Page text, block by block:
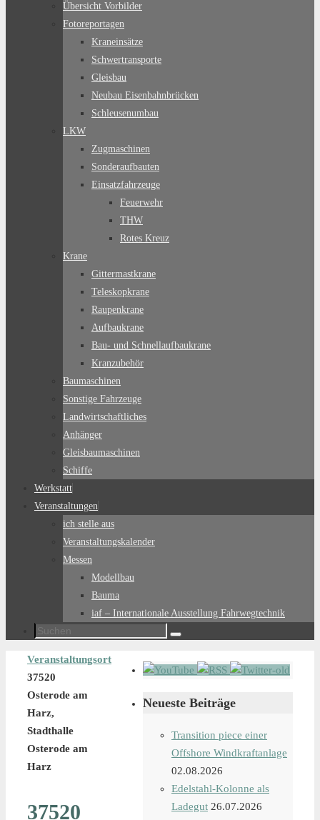
Übersicht Vorbilder
Fotoreportagen
Kraneinsätze
Schwertransporte
Gleisbau
Neubau Eisenbahnbrücken
Schleusenumbau
LKW
Zugmaschinen
Sonderaufbauten
Einsatzfahrzeuge
Feuerwehr
THW
Rotes Kreuz
Krane
Gittermastkrane
Teleskopkrane
Raupenkrane
Aufbaukrane
Bau- und Schnellaufbaukrane
Kranzubehör
Baumaschinen
Sonstige Fahrzeuge
Landwirtschaftliches
Anhänger
Gleisbaumaschinen
Schiffe
Werkstatt
Veranstaltungen
ich stelle aus
Veranstaltungskalender
Messen
Modellbau
Bauma
iaf – Internationale Ausstellung Fahrwegtechnik
Suchen
Suchen
Start
Veranstaltungsort
37520
Osterode am
Harz,
Stadthalle
Osterode am
Harz
37520
Neueste Beiträge
Transition piece einer
Offshore Windkraftanlage
02.08.2026
Edelstahl-Kolonne als
Ladegut 26.07.2026